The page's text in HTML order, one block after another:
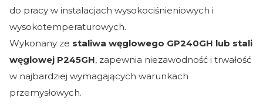
do pracy w instalacjach wysokociśnieniowych i
wysokotemperaturowych.
Wykonany ze staliwa węglowego GP240GH lub stali
węglowej P245GH, zapewnia niezawodność i trwałość
w najbardziej wymagających warunkach
przemysłowych.